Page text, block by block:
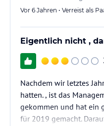
Angaben ohne Gewähr.
verbindlichen
Vor 6 Jahren • Verreist als
Eigentlich nicht ,
Nachdem wir letztes
hatten. , ist das
gekommen und hat ein
für 2019 gemacht.